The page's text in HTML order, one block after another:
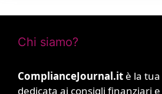
Chi siamo?
ComplianceJournal.it è la
dedicata ai consigli finanziari